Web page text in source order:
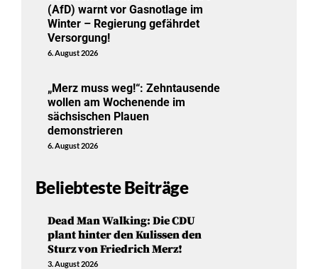
(AfD) warnt vor Gasnotlage im
Winter – Regierung gefährdet
Versorgung!
6. August 2026
„Merz muss weg!“: Zehntausende
wollen am Wochenende im
sächsischen Plauen
demonstrieren
6. August 2026
Beliebteste Beiträge
Dead Man Walking: Die CDU
plant hinter den Kulissen den
Sturz von Friedrich Merz!
3. August 2026